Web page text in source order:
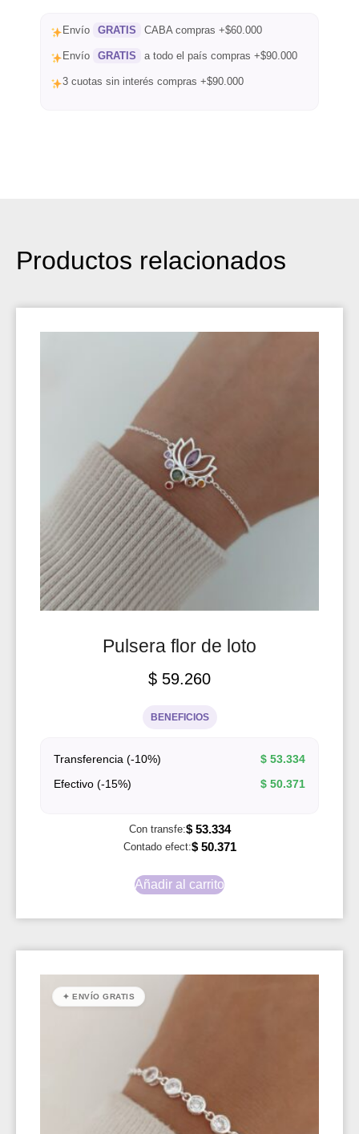
Envío GRATIS CABA compras +$60.000
Envío GRATIS a todo el país compras +$90.000
3 cuotas sin interés compras +$90.000
Productos relacionados
Pulsera flor de loto
$ 59.260
BENEFICIOS
Transferencia (-10%) $ 53.334
Efectivo (-15%)
$ 50.371
Con transfe:$53.334
Contado efect:$50.371
Añadir al carrito
✦ ENVÍO GRATIS